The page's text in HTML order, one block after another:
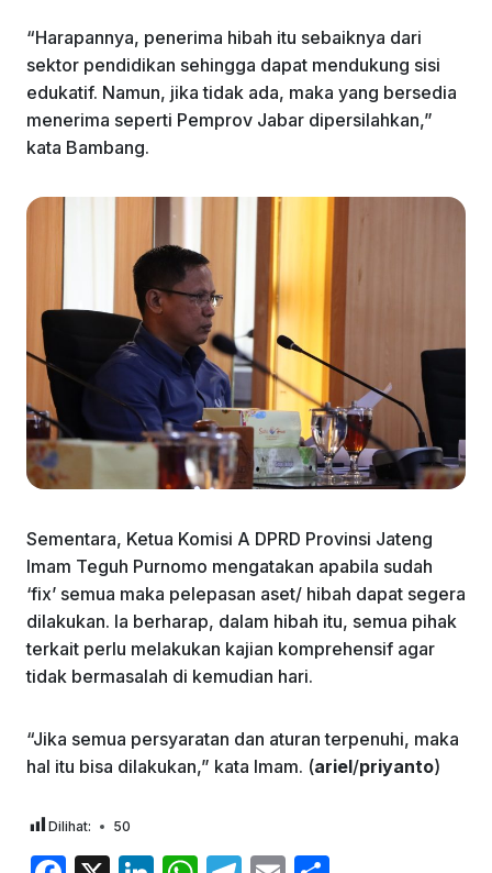
“Harapannya, penerima hibah itu sebaiknya dari
sektor pendidikan sehingga dapat mendukung sisi
edukatif. Namun, jika tidak ada, maka yang bersedia
menerima seperti Pemprov Jabar dipersilahkan,”
kata Bambang.
Sementara, Ketua Komisi A DPRD Provinsi Jateng
Imam Teguh Purnomo mengatakan apabila sudah
‘fix’ semua maka pelepasan aset/ hibah dapat segera
dilakukan. Ia berharap, dalam hibah itu, semua pihak
terkait perlu melakukan kajian komprehensif agar
tidak bermasalah di kemudian hari.
“Jika semua persyaratan dan aturan terpenuhi, maka
hal itu bisa dilakukan,” kata Imam. (ariel/priyanto)
Dilihat: 50